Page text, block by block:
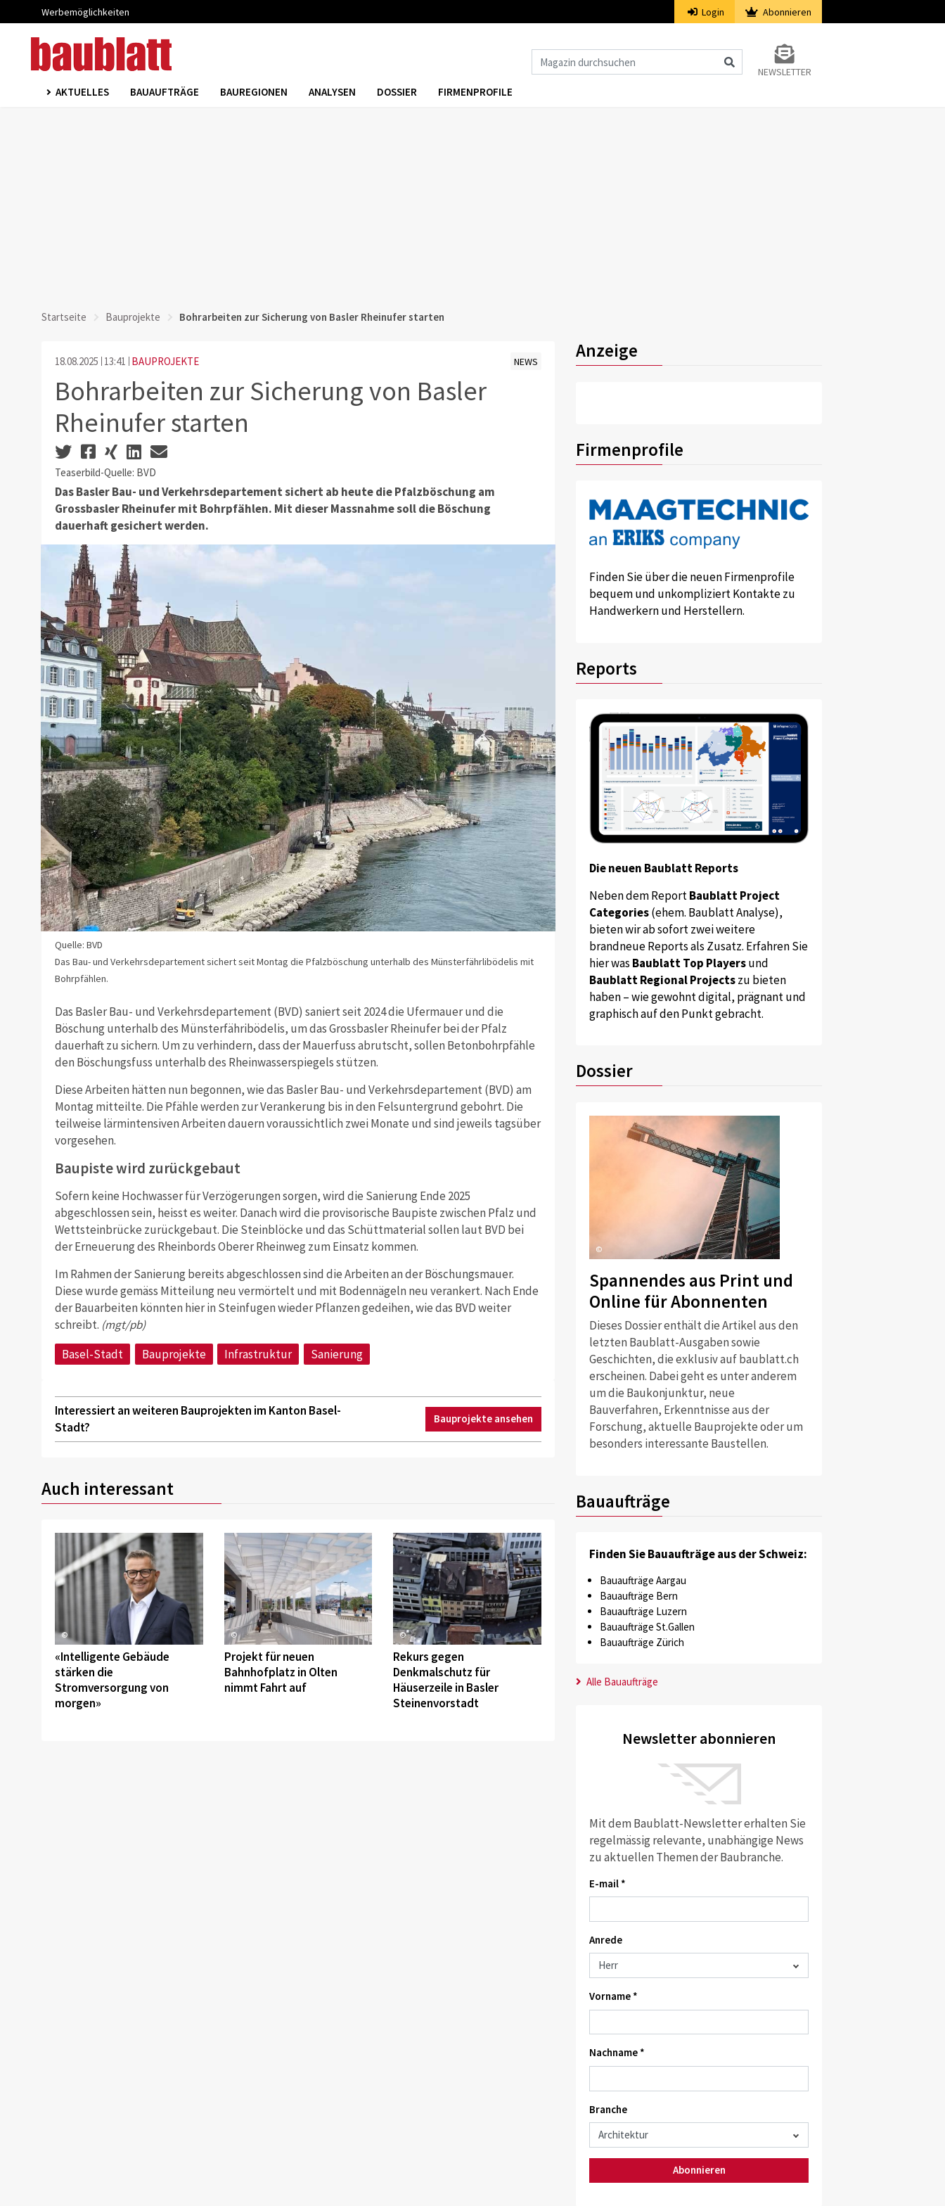
Werbemöglichkeiten Login Abonnieren
NEWSLETTER
AKTUELLES BAUAUFTRÄGE BAUREGIONEN ANALYSEN DOSSIER FIRMENPROFILE
Startseite Bauprojekte Bohrarbeiten zur Sicherung von Basler Rheinufer starten
18.08.2025 13:41 BAUPROJEKTE NEWS
Bohrarbeiten zur Sicherung von Basler
Rheinufer starten
Teaserbild-Quelle: BVD
Das Basler Bau- und Verkehrsdepartement sichert ab heute die Pfalzböschung am
Grossbasler Rheinufer mit Bohrpfählen. Mit dieser Massnahme soll die Böschung
dauerhaft gesichert werden.
Quelle: BVD
Das Bau- und Verkehrsdepartement sichert seit Montag die Pfalzböschung unterhalb des Münsterfährlibödelis mit
Bohrpfählen.
Das Basler Bau- und Verkehrsdepartement (BVD) saniert seit 2024 die Ufermauer und die
Böschung unterhalb des Münsterfähribödelis, um das Grossbasler Rheinufer bei der Pfalz
dauerhaft zu sichern. Um zu verhindern, dass der Mauerfuss abrutscht, sollen Betonbohrpfähle
den Böschungsfuss unterhalb des Rheinwasserspiegels stützen.
Diese Arbeiten hätten nun begonnen, wie das Basler Bau- und Verkehrsdepartement (BVD) am
Montag mitteilte. Die Pfähle werden zur Verankerung bis in den Felsuntergrund gebohrt. Die
teilweise lärmintensiven Arbeiten dauern voraussichtlich zwei Monate und sind jeweils tagsüber
vorgesehen.
Baupiste wird zurückgebaut
Sofern keine Hochwasser für Verzögerungen sorgen, wird die Sanierung Ende 2025
abgeschlossen sein, heisst es weiter. Danach wird die provisorische Baupiste zwischen Pfalz und
Wettsteinbrücke zurückgebaut. Die Steinblöcke und das Schüttmaterial sollen laut BVD bei
der Erneuerung des Rheinbords Oberer Rheinweg zum Einsatz kommen.
Im Rahmen der Sanierung bereits abgeschlossen sind die Arbeiten an der Böschungsmauer.
Diese wurde gemäss Mitteilung neu vermörtelt und mit Bodennägeln neu verankert. Nach Ende
der Bauarbeiten könnten hier in Steinfugen wieder Pflanzen gedeihen, wie das BVD weiter
schreibt. (mgt/pb)
Basel-Stadt
Bauprojekte Infrastruktur Sanierung
Interessiert an weiteren Bauprojekten im Kanton Basel-
Stadt?
Bauprojekte ansehen
Auch interessant
©
«Intelligente Gebäude
stärken die
Stromversorgung von
morgen»
©
Projekt für neuen
Bahnhofplatz in Olten
nimmt Fahrt auf
©
Rekurs gegen
Denkmalschutz für
Häuserzeile in Basler
Steinenvorstadt
Anzeige
Firmenprofile
Finden Sie über die neuen Firmenprofile
bequem und unkompliziert Kontakte zu
Handwerkern und Herstellern.
Reports
Die neuen Baublatt Reports
Neben dem ReportBaublatt Project
Categories(ehem. Baublatt Analyse),
bieten wir ab sofort zwei weitere
brandneue Reports als Zusatz. Erfahren Sie
hier was Baublatt Top Playersund
Baublatt Regional Projectszu bieten
haben – wie gewohnt digital, prägnant und
graphisch auf den Punkt gebracht.
Dossier
©
Spannendes aus Print und
Online für Abonnenten
Dieses Dossier enthält die Artikel aus den
letzten Baublatt-Ausgaben sowie
Geschichten, die exklusiv auf baublatt.ch
erscheinen. Dabei geht es unter anderem
um die Baukonjunktur, neue
Bauverfahren, Erkenntnisse aus der
Forschung, aktuelle Bauprojekte oder um
besonders interessante Baustellen.
Bauaufträge
Finden Sie Bauaufträge aus der Schweiz:
Bauaufträge Aargau
Bauaufträge Bern
Bauaufträge Luzern
Bauaufträge St.Gallen
Bauaufträge Zürich
Alle Bauaufträge
Newsletter abonnieren
Mit dem Baublatt-Newsletter erhalten Sie
regelmässig relevante, unabhängige News
zu aktuellen Themen der Baubranche.
E-mail *
Anrede
Vorname *
Nachname *
Branche
Abonnieren